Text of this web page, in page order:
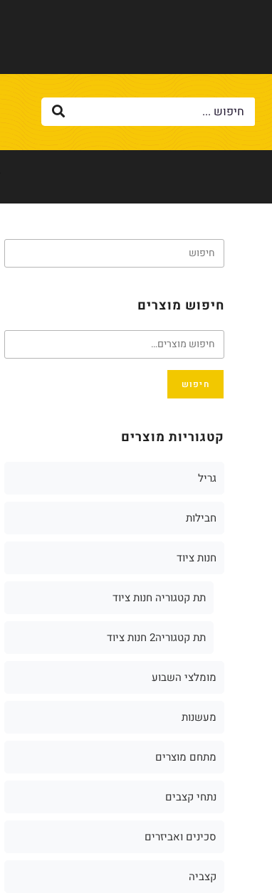
חיפוש מוצרים
חיפוש
קטגוריות מוצרים
גריל
חבילות
חנות ציוד
תת קטגוריה חנות ציוד
תת קטגוריה2 חנות ציוד
מומלצי השבוע
מעשנות
מתחם מוצרים
נתחי קצבים
סכינים ואביזרים
קצביה